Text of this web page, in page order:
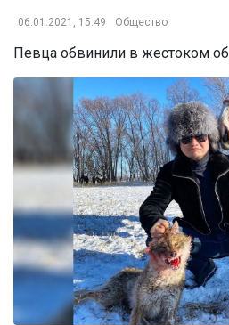
06.01.2021, 15:49 Общество
Певца обвинили в жестоком